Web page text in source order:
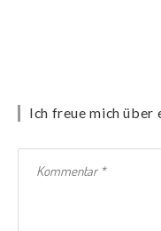
Ich freue mich über